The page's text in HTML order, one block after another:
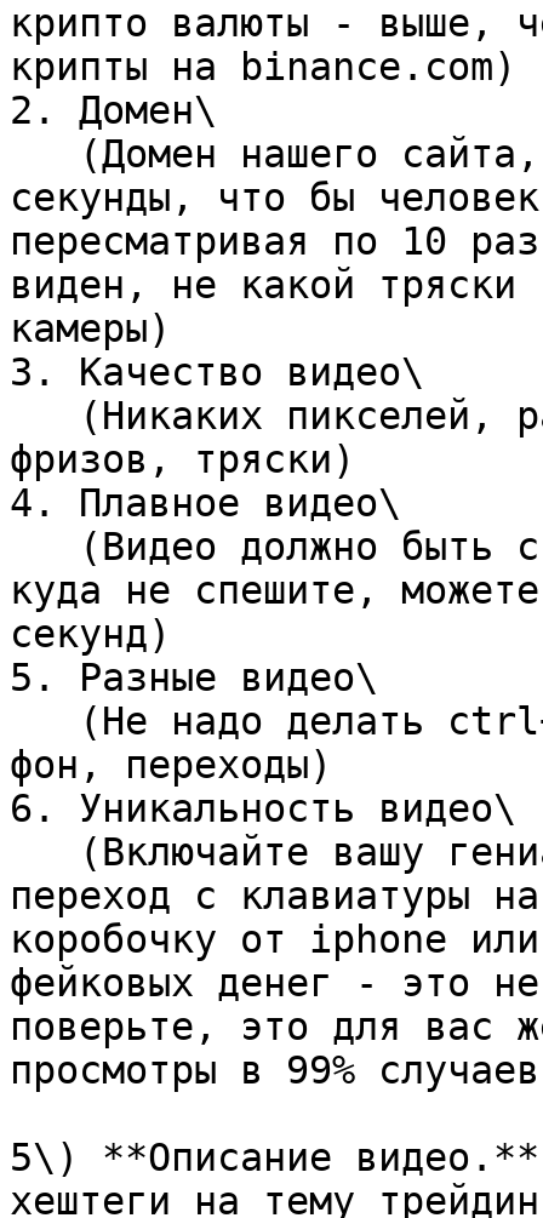
крипто валюты - выше,
крипты на binance.com)
2. Домен\
секунды, что бы
пересматривая по 10
виден, не какой тряски
камеры)
3. Качество видео\
фризов, тряски)
4. Плавное видео\
куда не спешите,
секунд)
5. Разные видео\
фон, переходы)
6. Уникальность видео\
переход с клавиатуры
коробочку от iphone
фейковых денег - это
поверьте, это для вас
просмотры в 99%
5\) **Описание
хештеги на тему